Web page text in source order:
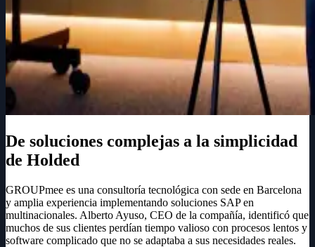
De soluciones complejas a la simplicidad
de Holded
GROUPmee es una consultoría tecnológica con sede en Barcelona
y amplia experiencia implementando soluciones SAP en
multinacionales. Alberto Ayuso, CEO de la compañía, identificó que
muchos de sus clientes perdían tiempo valioso con procesos lentos y
software complicado que no se adaptaba a sus necesidades reales.